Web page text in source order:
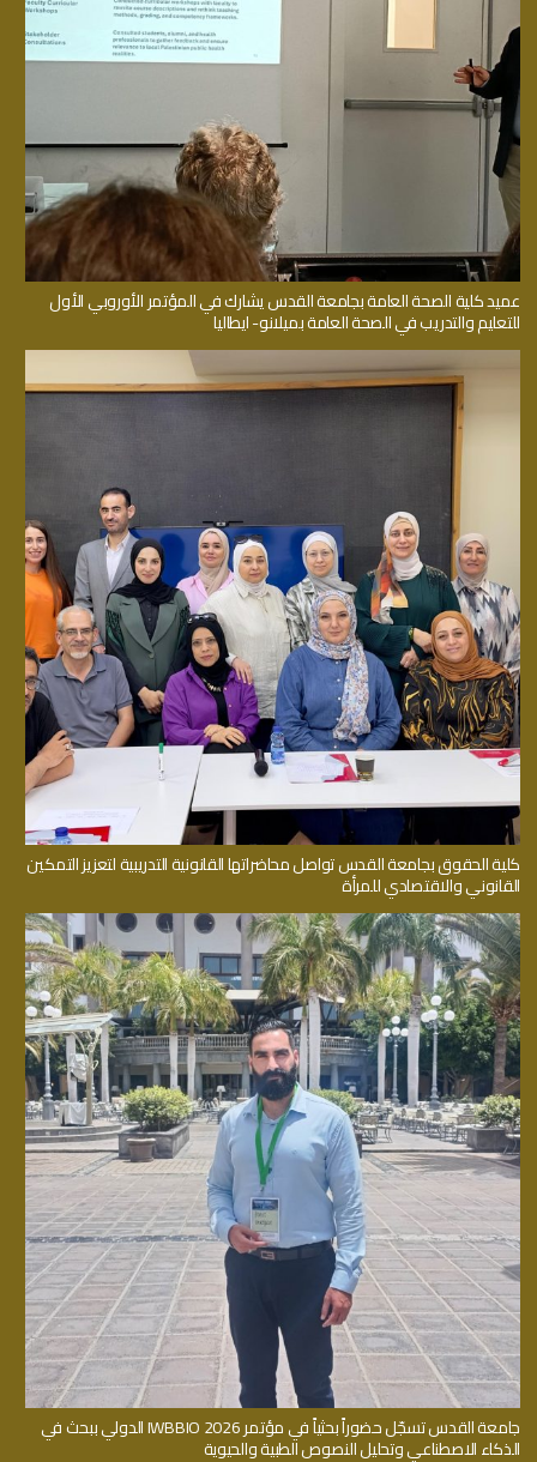
عميد كلية الصحة العامة بجامعة القدس يشارك في المؤتمر الأوروبي الأول
للتعليم والتدريب في الصحة العامة بميلانو- ايطاليا
كلية الحقوق بجامعة القدس تواصل محاضراتها القانونية التدريبية لتعزيز التمكين
القانوني والاقتصادي للمرأة
جامعة القدس تسجّل حضوراً بحثياً في مؤتمر IWBBIO 2026 الدولي ببحث في
الذكاء الاصطناعي وتحليل النصوص الطبية والحيوية